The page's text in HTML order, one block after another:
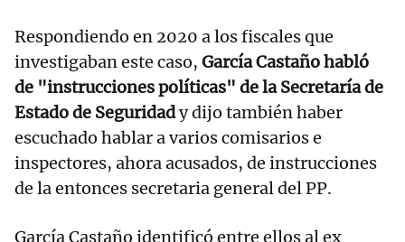
Respondiendo en 2020 a los fiscales que
investigaban este caso, García Castaño habló
de "instrucciones políticas" de la Secretaría de
Estado de Seguridady dijo también haber
escuchado hablar a varios comisarios e
inspectores, ahora acusados, de instrucciones
de la entonces secretaria general del PP.
García Castaño identificó entre ellos al ex